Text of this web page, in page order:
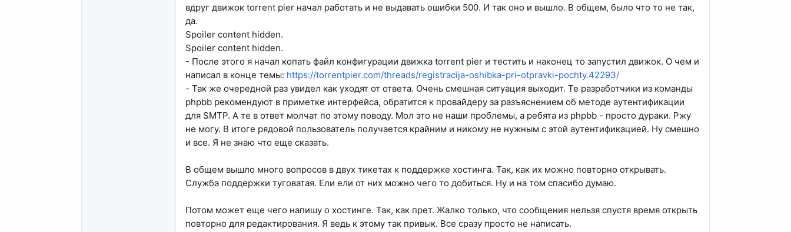
вдруг движок torrent pier начал работать и не выдавать ошибки 500. И так оно и вышло. В общем, было что то не так,
да.
Spoiler content hidden.
Spoiler content hidden.
- После этого я начал копать файл конфигурации движка torrent pier и тестить и наконец то запустил движок. О чем и
написал в конце темы: https://torrentpier.com/threads/registracija-oshibka-pri-otpravki-pochty.42293/
- Так же очередной раз увидел как уходят от ответа. Очень смешная ситуация выходит. Те разработчики из команды
phpbb рекомендуют в приметке интерфейса, обратится к провайдеру за разъяснением об методе аутентификации
для SMTP. А те в ответ молчат по этому поводу. Мол это не наши проблемы, а ребята из phpbb - просто дураки. Ржу
не могу. В итоге рядовой пользователь получается крайним и никому не нужным с этой аутентификацией. Ну смешно
и все. Я не знаю что еще сказать.
В общем вышло много вопросов в двух тикетах к поддержке хостинга. Так, как их можно повторно открывать.
Служба поддержки туговатая. Ели ели от них можно чего то добиться. Ну и на том спасибо думаю.
Потом может еще чего напишу о хостинге. Так, как прет. Жалко только, что сообщения нельзя спустя время открыть
повторно для редактирования. Я ведь к этому так привык. Все сразу просто не написать.